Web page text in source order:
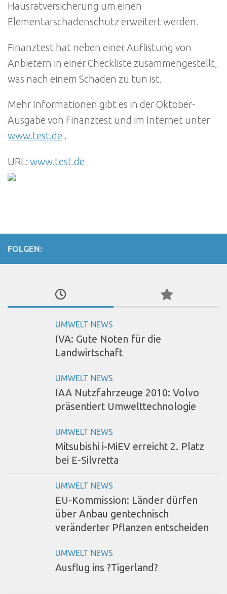
Hausratversicherung um einen
Elementarschadenschutz erweitert werden.
Finanztest hat neben einer Auflistung von
Anbietern in einer Checkliste zusammengestellt,
was nach einem Schaden zu tun ist.
Mehr Informationen gibt es in der Oktober-
Ausgabe von Finanztest und im Internet unter
www.test.de .
URL: www.test.de
FOLGEN:
UMWELT NEWS
IVA: Gute Noten für die
Landwirtschaft
UMWELT NEWS
IAA Nutzfahrzeuge 2010: Volvo
präsentiert Umwelttechnologie
UMWELT NEWS
Mitsubishi i-MiEV erreicht 2. Platz
bei E-Silvretta
UMWELT NEWS
EU-Kommission: Länder dürfen
über Anbau gentechnisch
veränderter Pflanzen entscheiden
UMWELT NEWS
Ausflug ins ?Tigerland?